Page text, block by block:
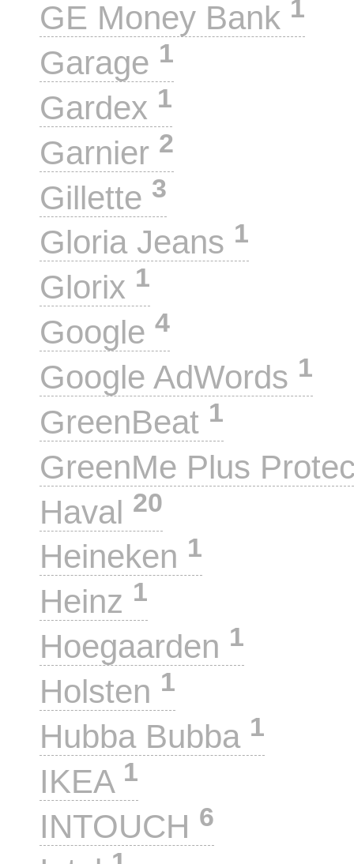
GE Money Bank 1
Garage 1
Gardex 1
Garnier 2
Gillette 3
Gloria Jeans 1
Glorix 1
Google 4
Google AdWords 1
GreenBeat 1
GreenMe Plus
Haval 20
Heineken 1
Heinz 1
Hoegaarden 1
Holsten 1
Hubba Bubba 1
IKEA 1
INTOUCH 6